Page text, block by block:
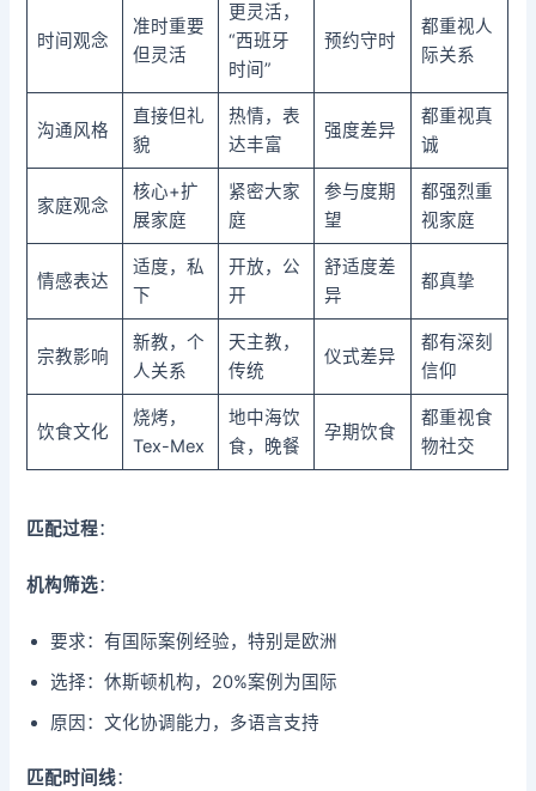
时间观念
准时重要
但灵活
更灵活，
“西班牙
时间”
预约守时
都重视人
际关系
沟通风格
直接但礼
貌
热情，表
达丰富
强度差异
都重视真
诚
家庭观念
核心+扩
展家庭
紧密大家
庭
参与度期
望
都强烈重
视家庭
情感表达
适度，私
下
开放，公
开
舒适度差
异
都真挚
宗教影响
新教，个
人关系
天主教，
传统
仪式差异
都有深刻
信仰
饮食文化
烧烤，
Tex-Mex
地中海饮
食，晚餐
孕期饮食
都重视食
物社交
匹配过程：
机构筛选：
要求：有国际案例经验，特别是欧洲
选择：休斯顿机构，20%案例为国际
原因：文化协调能力，多语言支持
匹配时间线：